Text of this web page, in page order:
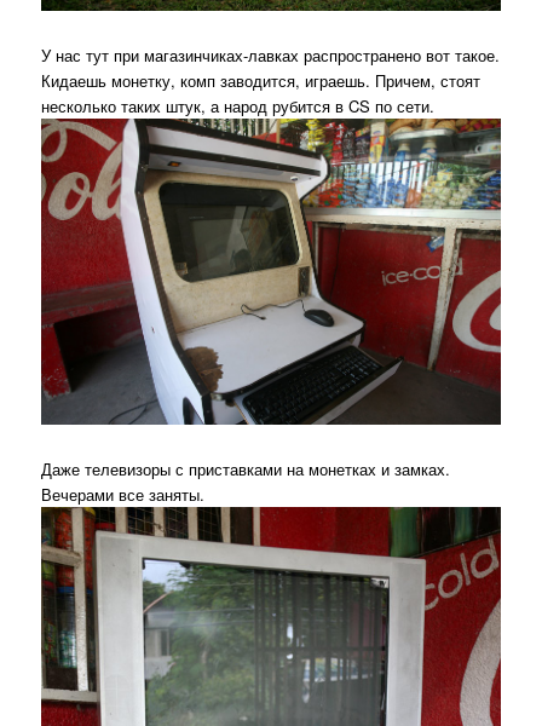
У нас тут при магазинчиках-лавках распространено вот такое.
Кидаешь монетку, комп заводится, играешь. Причем, стоят
несколько таких штук, а народ рубится в CS по сети.
Даже телевизоры с приставками на монетках и замках.
Вечерами все заняты.